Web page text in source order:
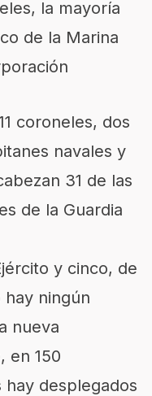
la mayoría
de la Marina
coroneles, dos
navales y
31 de las
de la Guardia
y cinco, de
ningún
nueva
en 150
hay desplegados